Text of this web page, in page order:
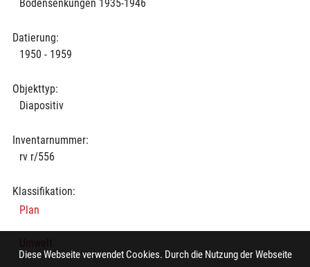
Bodensenkungen 1935-1946
Datierung:
1950 - 1959
Objekttyp:
Diapositiv
Inventarnummer:
rv r/556
Klassifikation:
Plan
Diese Webseite verwendet Cookies. Durch die Nutzung der Webseite